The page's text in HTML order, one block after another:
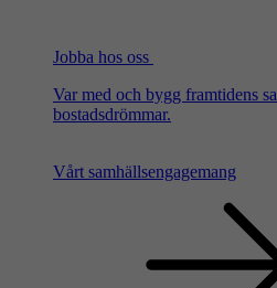
Jobba hos oss
Var med och bygg framtidens
bostadsdrömmar.
Vårt samhällsengagemang